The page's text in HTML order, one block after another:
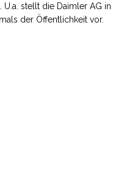
U.a. stellt die Daimler AG in
der Öffentlichkeit vor.